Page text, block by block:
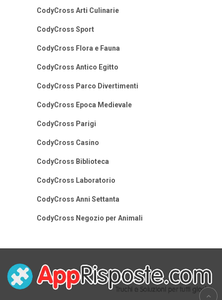
CodyCross Arti Culinarie
CodyCross Sport
CodyCross Flora e Fauna
CodyCross Antico Egitto
CodyCross Parco Divertimenti
CodyCross Epoca Medievale
CodyCross Parigi
CodyCross Casino
CodyCross Biblioteca
CodyCross Laboratorio
CodyCross Anni Settanta
CodyCross Negozio per Animali